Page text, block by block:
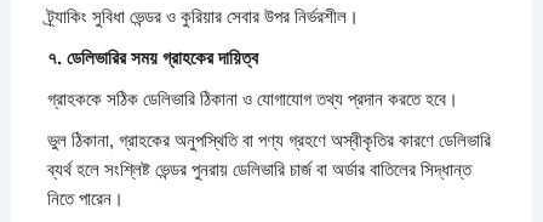
ট্র্যাকিং সুবিধা ভেন্ডর ও কুরিয়ার সেবার উপর নির্ভরশীল।
৭.ডেলিভারিরসময়গ্রাহকেরদায়িত্ব
গ্রাহককে সঠিক ডেলিভারি ঠিকানা ও যোগাযোগ তথ্য প্রদান করতে হবে।
ভুল ঠিকানা, গ্রাহকের অনুপস্থিতি বা পণ্য গ্রহণে অস্বীকৃতির কারণে ডেলিভারি
ব্যর্থ হলে সংশ্লিষ্ট ভেন্ডর পুনরায় ডেলিভারি চার্জ বা অর্ডার বাতিলের সিদ্ধান্ত
নিতে পারেন।